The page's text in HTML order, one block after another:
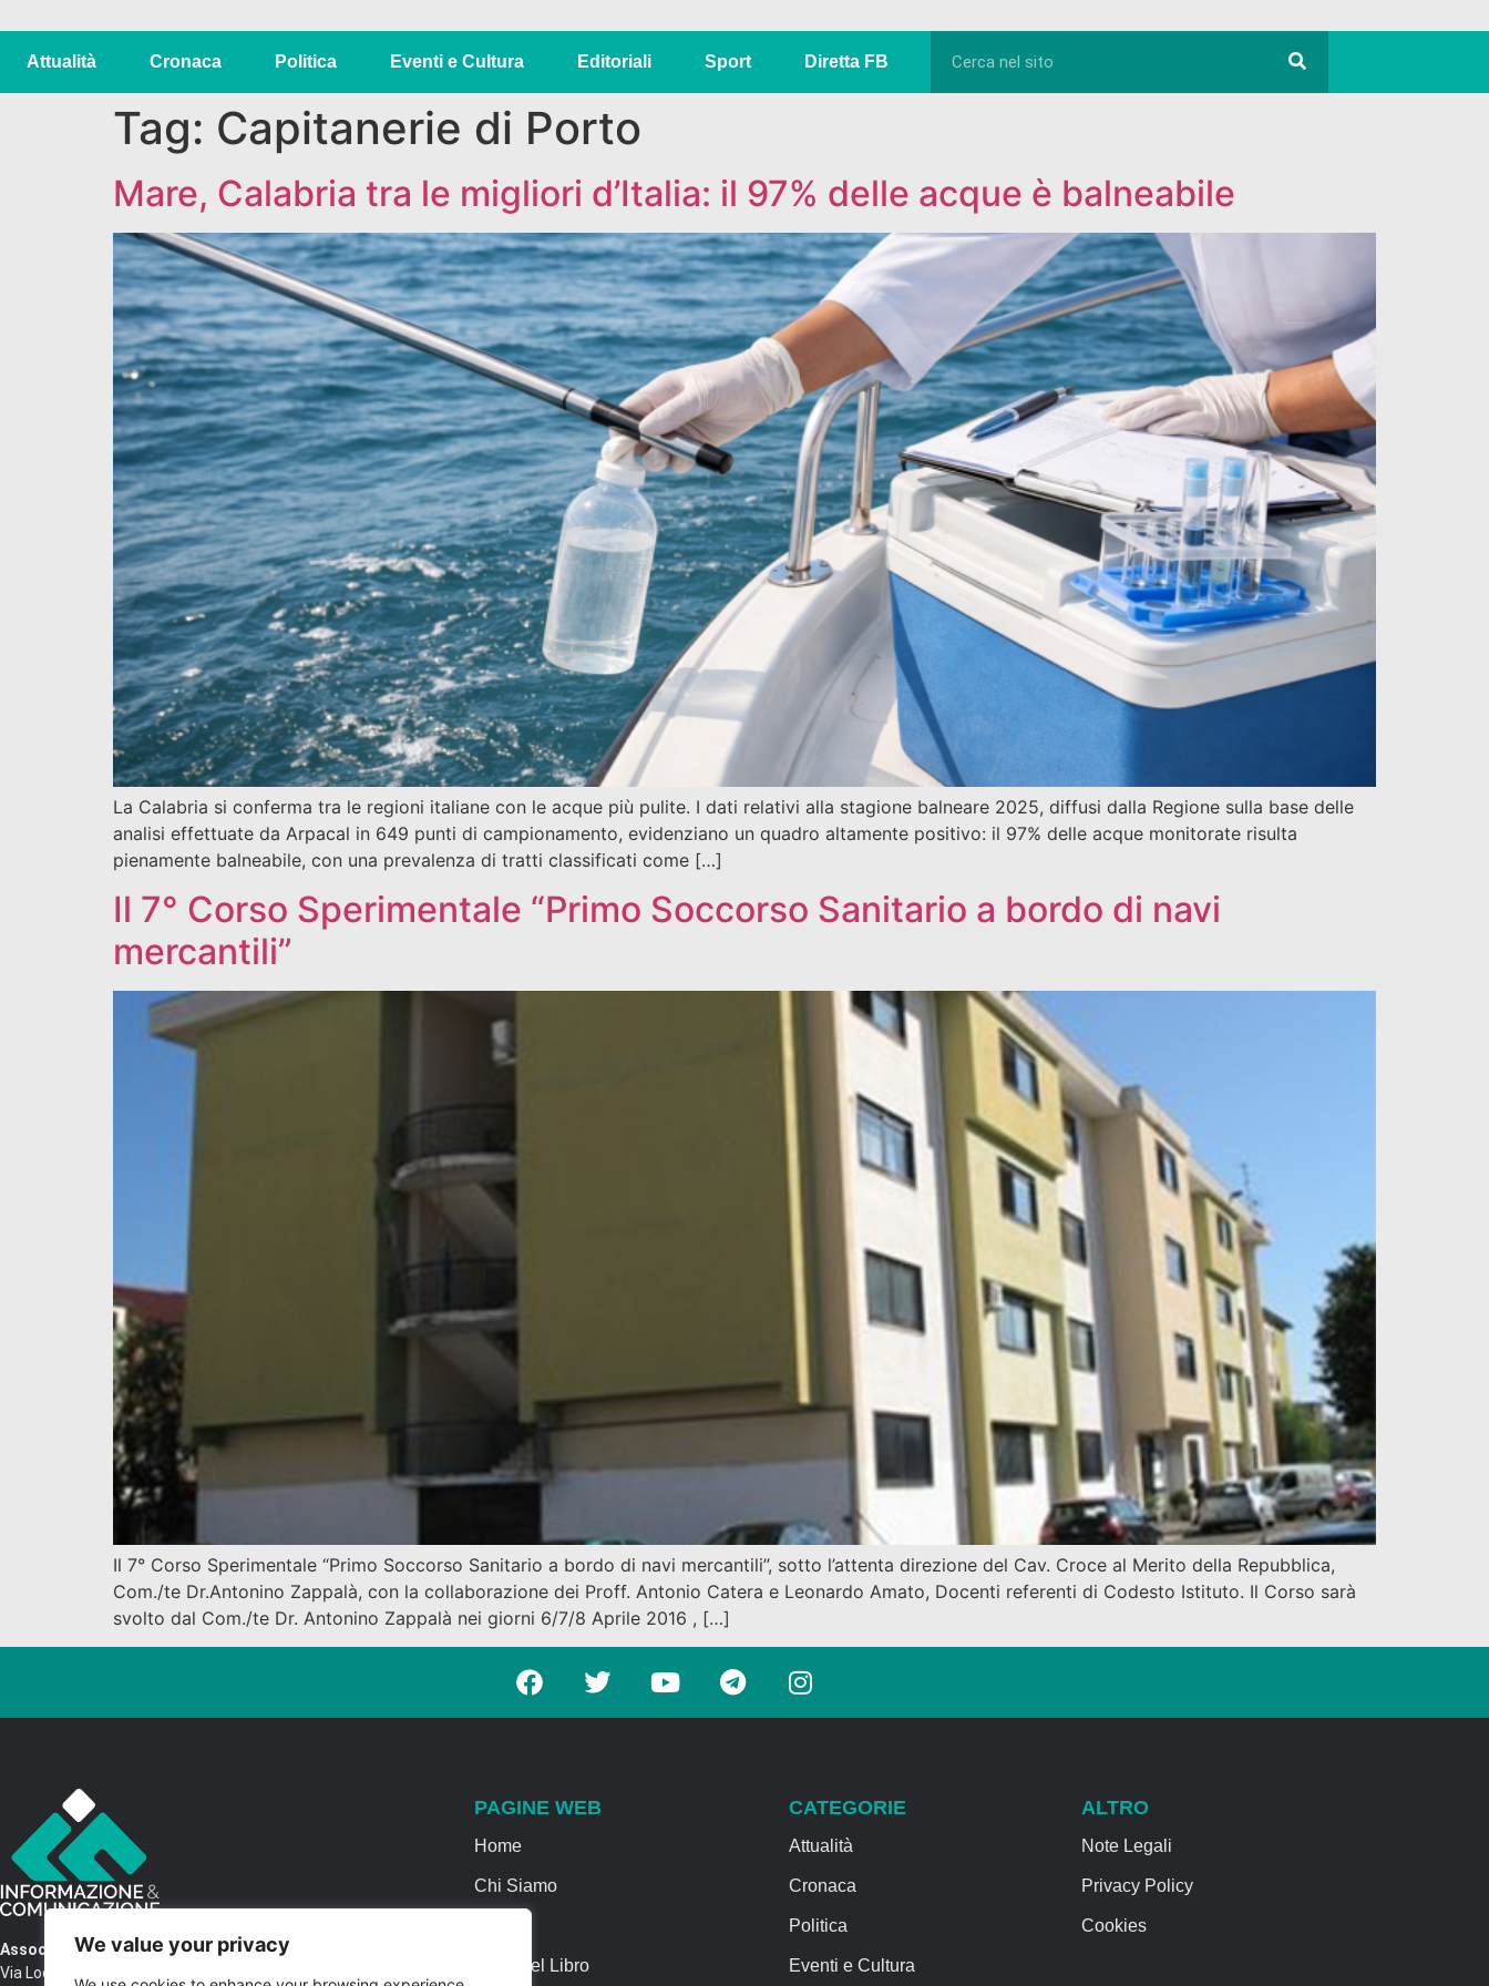
We value your privacy
Attualità Cronaca Politica Eventi e Cultura Editoriali Sport Diretta FB
Tag: Capitanerie di Porto
Mare, Calabria tra le migliori d’Italia: il 97% delle acque è balneabile
La Calabria si conferma tra le regioni italiane con le acque più pulite. I dati relativi alla stagione balneare 2025, diffusi dalla Regione sulla base delle
analisi effettuate da Arpacal in 649 punti di campionamento, evidenziano un quadro altamente positivo: il 97% delle acque monitorate risulta
pienamente balneabile, con una prevalenza di tratti classificati come […]
Il 7° Corso Sperimentale “Primo Soccorso Sanitario a bordo di navi
mercantili”
Il 7° Corso Sperimentale “Primo Soccorso Sanitario a bordo di navi mercantili”, sotto l’attenta direzione del Cav. Croce al Merito della Repubblica,
Com./te Dr.Antonino Zappalà, con la collaborazione dei Proff. Antonio Catera e Leonardo Amato, Docenti referenti di Codesto Istituto. Il Corso sarà
svolto dal Com./te Dr. Antonino Zappalà nei giorni 6/7/8 Aprile 2016 , […]
Associazione Informazione & Comunicazione
Via Locri SNC – 87064 Corigliano Rossano CS
PAGINE WEB
Home
Chi Siamo
Casa del Libro
CATEGORIE
Attualità
Cronaca
Politica
Eventi e Cultura
ALTRO
Note Legali
Privacy Policy
Cookies